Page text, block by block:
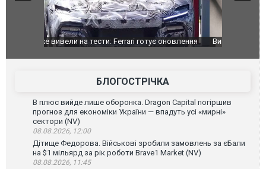
Вийшов трейлер нової екранізації легендарного
БЛОГОСТРІЧКА
В плюс вийде лише оборонка. Dragon Capital погіршив
прогноз для економіки України — впадуть усі «мирні»
сектори (NV)
08.08.2026, 12:00
Дітище Федорова. Військові зробили замовлень за єБали
на $1 мільярд за рік роботи Brave1 Market (NV)
08.08.2026, 11:45